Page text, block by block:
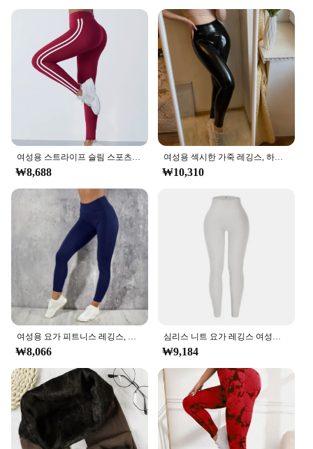
**A Partner for Every Activity**
These leggings are more than just a piece of
clothing; they're a partner for every activity.
Whether you're engaging in yoga, pilates, or simply
need a comfortable pair for your daily routine, these
leggings are up to the task. The high-waisted design
provides additional support, making them ideal for
active women who demand both style and
performance. With their ability to withstand the
rigors of daily wear, these leggings are a smart
investment for any woman looking to elevate her
wardrobe with a functional and fashionable piece.
여성용 스트라이프 슬림 스포츠 바지, 하이 웨이스트, 힙 리프팅, 캐쥬얼 타이츠, 운동 러닝, 신축성 있는 체육관 레깅스
₩8,688
여성용 섹시한 가죽 레깅스, 하이웨이스트 푸시업 슬림 PU 가죽 레깅스, 블랙 샤인 레깅스, 신상
₩10,310
여성용 요가 피트니스 레깅스, 하이 웨이스트 타이츠, 포켓 체육관 운동 러닝, 신축성 있고 섹시한 엉덩이 리프팅, 캐주얼 스키니 팬츠
₩8,066
심리스 니트 요가 레깅스 여성용 스레드 솔리드 타이츠, 체육관 운동 러닝, 신축성 하이 웨이스트 힙 리프팅 스키니 체육관 레깅스
₩9,184